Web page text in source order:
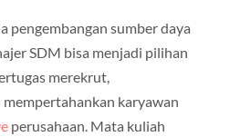
pengembangan sumber daya
SDM bisa menjadi pilihan
merekrut,
mempertahankan karyawan
perusahaan. Mata kuliah